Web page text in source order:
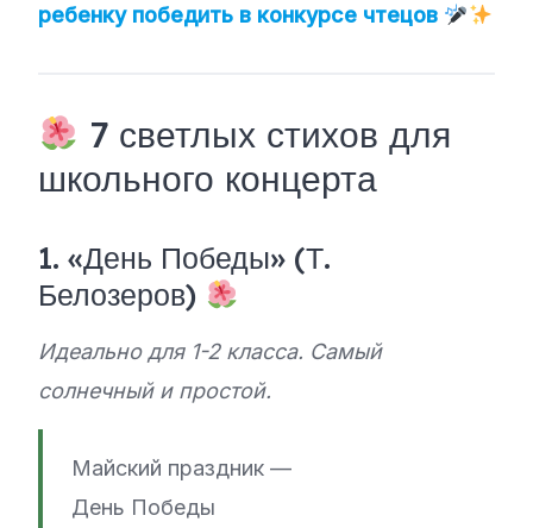
ребенку победить в конкурсе чтецов
7 светлых стихов для
школьного концерта
1. «День Победы» (Т.
Белозеров)
Идеально для 1-2 класса. Самый
солнечный и простой.
Майский праздник —
День Победы